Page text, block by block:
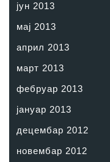
јун 2013
мај 2013
април 2013
март 2013
фебруар 2013
јануар 2013
децембар 2012
новембар 2012